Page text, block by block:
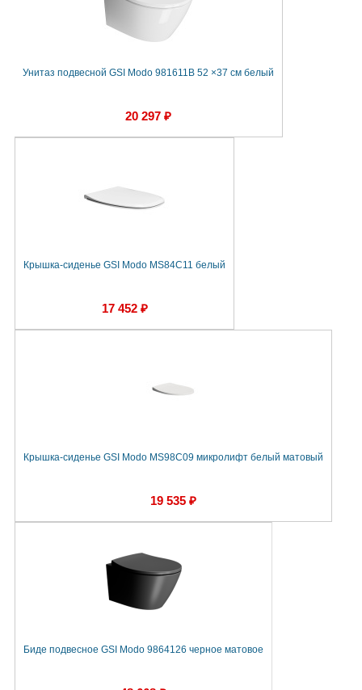
Унитаз подвесной GSI Modo 981611B 52 ×37 см белый
20 297 ₽
Крышка-сиденье GSI Modo MS84C11 белый
17 452 ₽
Крышка-сиденье GSI Modo MS98C09 микролифт белый матовый
19 535 ₽
Биде подвесное GSI Modo 9864126 черное матовое